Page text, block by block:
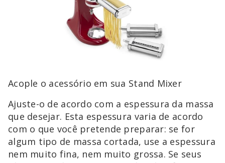
Acople o acessório em sua Stand Mixer
Ajuste-o de acordo com a espessura da massa
que desejar. Esta espessura varia de acordo
com o que você pretende preparar: se for
algum tipo de massa cortada, use a espessura
nem muito fina, nem muito grossa. Se seus